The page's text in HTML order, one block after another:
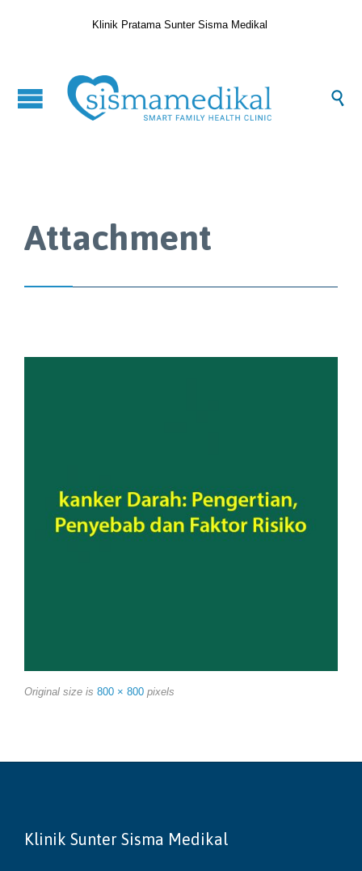
Klinik Pratama Sunter Sisma Medikal

Attachment
Original size is 800 × 800 pixels
Klinik Sunter Sisma Medikal